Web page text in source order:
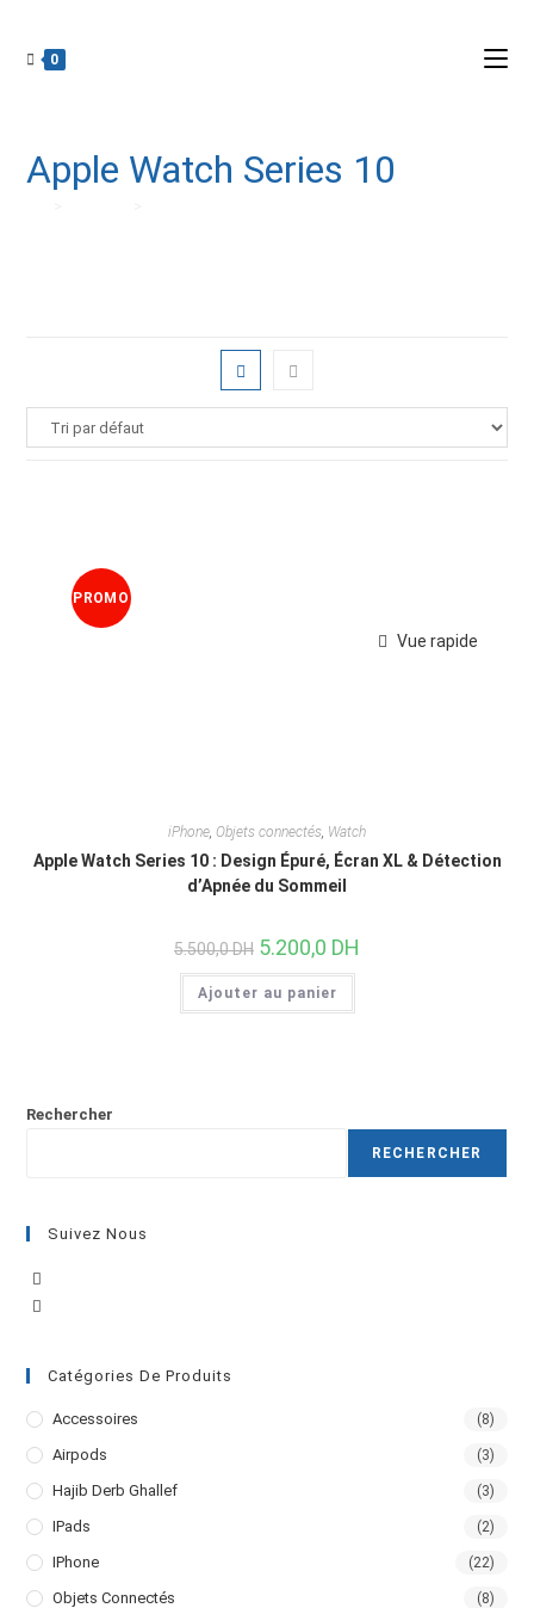
0
Apple Watch Series 10
PROMO
Vue rapide
iPhone, Objets connectés, Watch
Apple Watch Series 10 : Design Épuré, Écran XL & Détection
d’Apnée du Sommeil
5.500,0DH 5.200,0 DH
Ajouter au panier
Rechercher
RECHERCHER
Suivez Nous
Catégories De Produits
Accessoires (8)
Airpods (3)
Hajib Derb Ghallef (3)
IPads (2)
IPhone (22)
Objets Connectés (8)